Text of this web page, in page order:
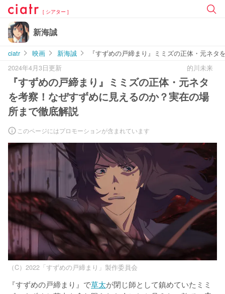
[ シアター ]
新海誠
ciatr 映画 新海誠
『すずめの戸締まり』ミミズの正体・元ネ
2024年4月3日更新
的川未来
『すずめの戸締まり』ミミズの正体・元ネタ
を考察！なぜすずめに見えるのか？実在の場
所まで徹底解説
このページにはプロモーションが含まれています
（C）2022「すずめの戸締まり」製作委員会
『すずめの戸締まり』で草太が閉じ師として鎮めていたミミ